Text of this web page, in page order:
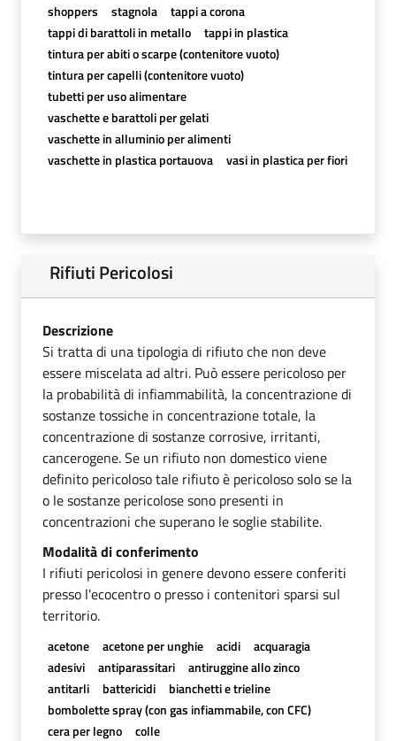
shoppers
stagnola
tappi a corona
tappi di barattoli in metallo
tappi in plastica
tintura per abiti o scarpe (contenitore vuoto)
tintura per capelli (contenitore vuoto)
tubetti per uso alimentare
vaschette e barattoli per gelati
vaschette in alluminio per alimenti
vaschette in plastica portauova
vasi in plastica per fiori
Rifiuti Pericolosi
Descrizione
Si tratta di una tipologia di rifiuto che non deve
essere miscelata ad altri. Può essere pericoloso per
la probabilità di infiammabilità, la concentrazione di
sostanze tossiche in concentrazione totale, la
concentrazione di sostanze corrosive, irritanti,
cancerogene. Se un rifiuto non domestico viene
definito pericoloso tale rifiuto è pericoloso solo se la
o le sostanze pericolose sono presenti in
concentrazioni che superano le soglie stabilite.
Modalità di conferimento
I rifiuti pericolosi in genere devono essere conferiti
presso l'ecocentro o presso i contenitori sparsi sul
territorio.
acetone acetone per unghie acidi
acquaragia
adesivi
antiparassitari
antiruggine allo zinco
antitarli
battericidi
bianchetti e trieline
bombolette spray (con gas infiammabile, con CFC)
cera per legno
colle